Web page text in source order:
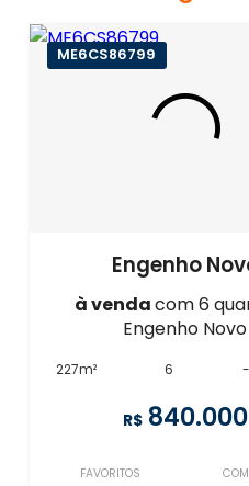
ME6CS86799
Engenho
à vendacom 6
Engenho Novo
227m² 6 -
R$ 840.000
FAVORITOS